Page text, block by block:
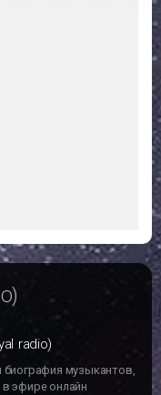
radio)
музыкантов,
эфире онлайн